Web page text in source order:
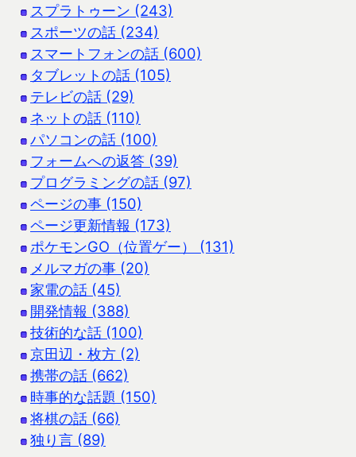
スプラトゥーン (243)
スポーツの話 (234)
スマートフォンの話 (600)
タブレットの話 (105)
テレビの話 (29)
ネットの話 (110)
パソコンの話 (100)
フォームへの返答 (39)
プログラミングの話 (97)
ページの事 (150)
ページ更新情報 (173)
ポケモンGO（位置ゲー） (131)
メルマガの事 (20)
家電の話 (45)
開発情報 (388)
技術的な話 (100)
京田辺・枚方 (2)
携帯の話 (662)
時事的な話題 (150)
将棋の話 (66)
独り言 (89)